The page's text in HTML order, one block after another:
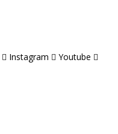
Instagram Youtube